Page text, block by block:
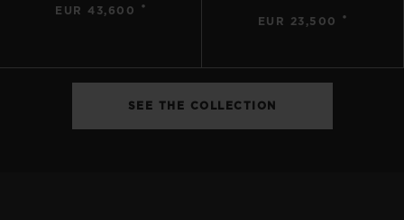
EUR 43,600 •
EUR 23,500 •
SEE THE COLLECTION